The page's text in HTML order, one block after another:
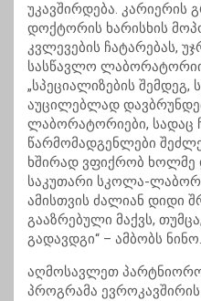
უკავშირდება. კარიერის
დოქტორის ხარისხის
კვლევების ჩატარებას,
სასწავლო
„სპეციალიზების
აუცილებლად
ლაბორატორიები, სადაც
წარმომადგენლები
ხშირად ვფიქრობ ხოლმე
საკუთარი სკოლა-
ამისთვის ძალიან დიდი
გააზრებული მაქვს,
გადავდგი“ – ამბობს ნინო.
აღმოსავლეთ
პროგრამა ევროკავშირის